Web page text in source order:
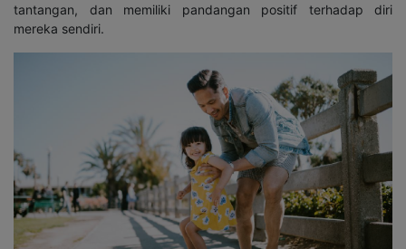
tantangan, dan memiliki pandangan positif terhadap diri
mereka sendiri.